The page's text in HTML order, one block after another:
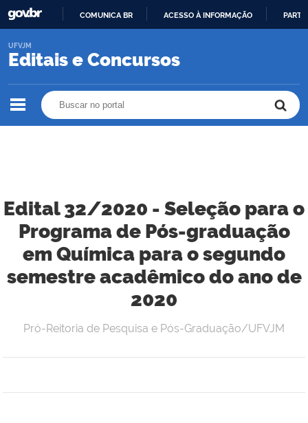
O
COMUNICA BR ACESSO À INFORMAÇÃO
Editais e Concursos
UFVJM
Edital 32/2020 - Seleção para o
Programa de Pós-graduação
em Química para o segundo
semestre acadêmico do ano de
2020
Pró-Reitoria de Pesquisa e Pós-Graduação/UFVJM